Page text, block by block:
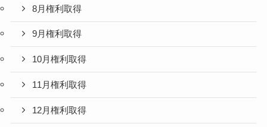
8月権利取得
9月権利取得
10月権利取得
11月権利取得
12月権利取得